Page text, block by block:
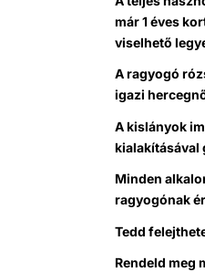
már 1 éves
viselhető
A ragyogó
igazi
A kislányok
kialakításával
Minden
ragyogónak
Tedd
Rendeld meg